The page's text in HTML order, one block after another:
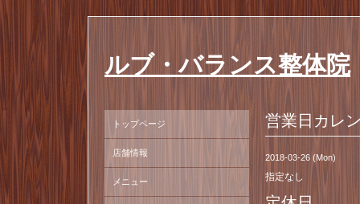
ルブ・バランス整体院
営業日カレ
2018-03-26 (Mon)
指定なし
トップページ
店舗情報
メニュー